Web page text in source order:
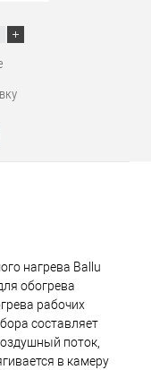
нагрева Ballu
обогрева
рабочих
составляет
поток,
в камеру